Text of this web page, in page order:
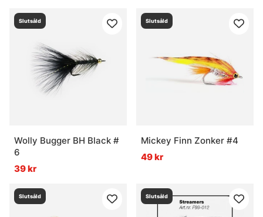
Slutsåld
Wolly Bugger BH Black #
6
39 kr
Slutsåld
Mickey Finn Zonker #4
49 kr
Slutsåld Slutsåld